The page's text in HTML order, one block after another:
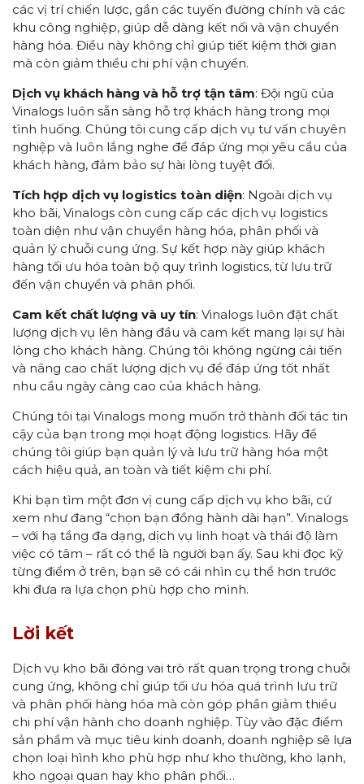
các vị trí chiến lược, gần các tuyến đường chính và các
khu công nghiệp, giúp dễ dàng kết nối và vận chuyển
hàng hóa. Điều này không chỉ giúp tiết kiệm thời gian
mà còn giảm thiểu chi phí vận chuyển.
Dịch vụ khách hàng và hỗ trợ tận tâm: Đội ngũ của
Vinalogs luôn sẵn sàng hỗ trợ khách hàng trong mọi
tình huống. Chúng tôi cung cấp dịch vụ tư vấn chuyên
nghiệp và luôn lắng nghe để đáp ứng mọi yêu cầu của
khách hàng, đảm bảo sự hài lòng tuyệt đối.
Tích hợp dịch vụ logistics toàn diện: Ngoài dịch vụ
kho bãi, Vinalogs còn cung cấp các dịch vụ logistics
toàn diện như vận chuyển hàng hóa, phân phối và
quản lý chuỗi cung ứng. Sự kết hợp này giúp khách
hàng tối ưu hóa toàn bộ quy trình logistics, từ lưu trữ
đến vận chuyển và phân phối.
Cam kết chất lượng và uy tín: Vinalogs luôn đặt chất
lượng dịch vụ lên hàng đầu và cam kết mang lại sự hài
lòng cho khách hàng. Chúng tôi không ngừng cải tiến
và nâng cao chất lượng dịch vụ để đáp ứng tốt nhất
nhu cầu ngày càng cao của khách hàng.
Chúng tôi tại Vinalogs mong muốn trở thành đối tác tin
cậy của bạn trong mọi hoạt động logistics. Hãy để
chúng tôi giúp bạn quản lý và lưu trữ hàng hóa một
cách hiệu quả, an toàn và tiết kiệm chi phí.
Khi bạn tìm một đơn vị cung cấp dịch vụ kho bãi, cứ
xem như đang “chọn bạn đồng hành dài hạn”. Vinalogs
– với hạ tầng đa dạng, dịch vụ linh hoạt và thái độ làm
việc có tâm – rất có thể là người bạn ấy. Sau khi đọc kỹ
từng điểm ở trên, bạn sẽ có cái nhìn cụ thể hơn trước
khi đưa ra lựa chọn phù hợp cho mình.
Lời kết
Dịch vụ kho bãi đóng vai trò rất quan trọng trong chuỗi
cung ứng, không chỉ giúp tối ưu hóa quá trình lưu trữ
và phân phối hàng hóa mà còn góp phần giảm thiểu
chi phí vận hành cho doanh nghiệp. Tùy vào đặc điểm
sản phẩm và mục tiêu kinh doanh, doanh nghiệp sẽ lựa
chọn loại hình kho phù hợp như kho thường, kho lạnh,
kho ngoại quan hay kho phân phối…